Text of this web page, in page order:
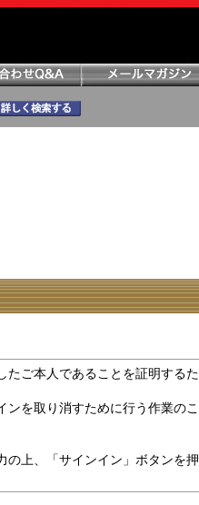
たご本人であることを証明するた
を取り消すために行う作業のこ
の上、「サインイン」ボタンを押